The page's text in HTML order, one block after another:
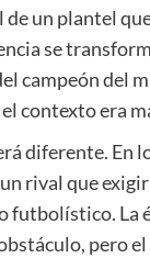
un plantel
se
campeón del
contexto era
diferente. En
rival que
futbolístico. La
pero el